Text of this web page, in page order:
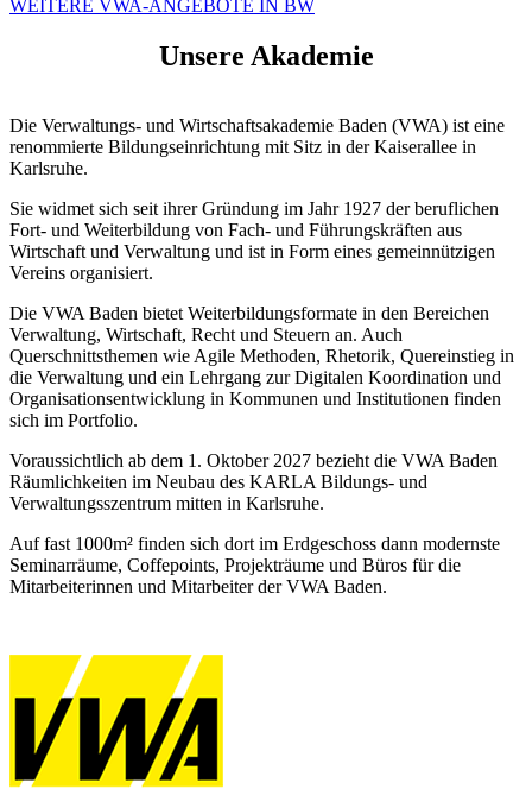
WEITERE VWA-ANGEBOTE IN BW
Unsere Akademie
Die Verwaltungs- und Wirtschaftsakademie Baden (VWA) ist eine
renommierte Bildungseinrichtung mit Sitz in der Kaiserallee in
Karlsruhe.
Sie widmet sich seit ihrer Gründung im Jahr 1927 der beruflichen
Fort- und Weiterbildung von Fach- und Führungskräften aus
Wirtschaft und Verwaltung und ist in Form eines gemeinnützigen
Vereins organisiert.
Die VWA Baden bietet Weiterbildungsformate in den Bereichen
Verwaltung, Wirtschaft, Recht und Steuern an. Auch
Querschnittsthemen wie Agile Methoden, Rhetorik, Quereinstieg in
die Verwaltung und ein Lehrgang zur Digitalen Koordination und
Organisationsentwicklung in Kommunen und Institutionen finden
sich im Portfolio.
Voraussichtlich ab dem 1. Oktober 2027 bezieht die VWA Baden
Räumlichkeiten im Neubau des KARLA Bildungs- und
Verwaltungsszentrum mitten in Karlsruhe.
Auf fast 1000m² finden sich dort im Erdgeschoss dann modernste
Seminarräume, Coffepoints, Projekträume und Büros für die
Mitarbeiterinnen und Mitarbeiter der VWA Baden.